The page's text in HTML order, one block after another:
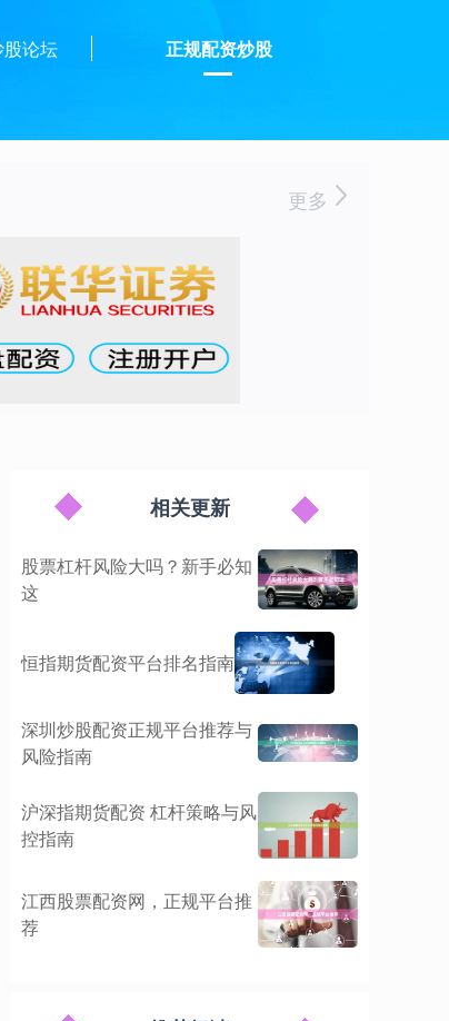
论坛 正规配资炒股
更多
相关更新
股票杠杆风险大吗？新手必知
这
恒指期货配资平台排名指南
深圳炒股配资正规平台推荐与
风险指南
沪深指期货配资 杠杆策略与风
控指南
江西股票配资网，正规平台推
荐